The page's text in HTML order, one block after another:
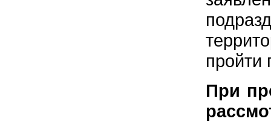
пройти
При